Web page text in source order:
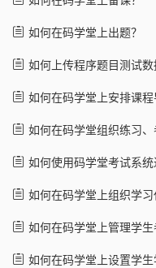
如何在码学堂上出题？
如何上传程序题目测试数
如何在码学堂上安排课程
如何在码学堂组织练习、
如何使用码学堂考试系统
如何在码学堂上组织学习
如何在码学堂上管理学生
如何在码学堂上设置学生